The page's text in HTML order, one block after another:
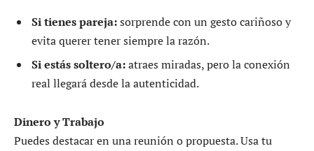
Si tienes pareja:sorprende con un gesto cariñoso y
evita querer tener siempre la razón.
Si estás soltero/a:atraes miradas, pero la conexión
real llegará desde la autenticidad.
Dinero y Trabajo
Puedes destacar en una reunión o propuesta. Usa tu